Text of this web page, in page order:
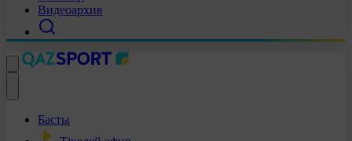
Видеоархив
Басты